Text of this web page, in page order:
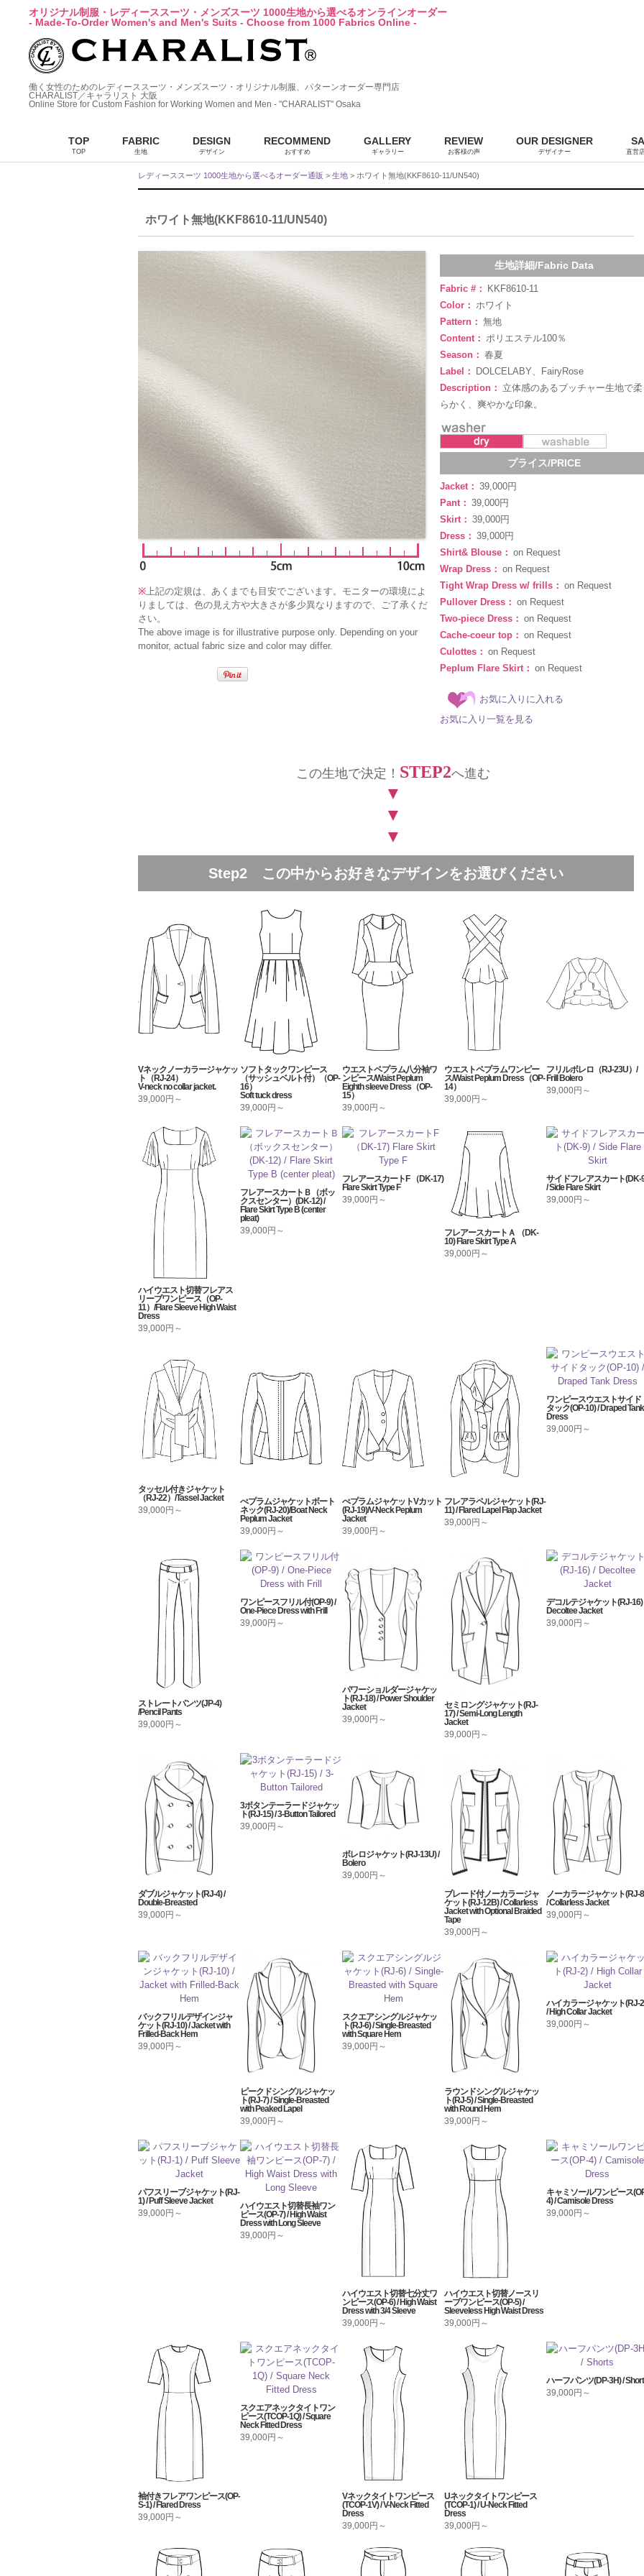
オリジナル制服・レディーススーツ・メンズスーツ 1000生地から選べるオンラインオーダー
- Made-To-Order Women's and Men's Suits - Choose from 1000 Fabrics Online -
働く女性のためのレディーススーツ・メンズスーツ・オリジナル制服、パターンオーダー専門店
CHARALIST／キャラリスト 大阪
Online Store for Custom Fashion for Working Women and Men - "CHARALIST" Osaka
TOP
TOP
FABRIC
生地
DESIGN
デザイン
RECOMMEND
おすすめ
GALLERY
ギャラリー
REVIEW
お客様の声
OUR DESIGNER
デザイナー 直営
レディーススーツ 1000生地から選べるオーダー通販 > 生地 > ホワイト無地(KKF8610-11/UN540)
ホワイト無地(KKF8610-11/UN540)
※上記の定規は、あくまでも目安でございます。モニターの環境によ
りましては、色の見え方や大きさが多少異なりますので、ご了承くだ
さい。
The above image is for illustrative purpose only. Depending on your
monitor, actual fabric size and color may differ.
生地詳細/Fabric Data
Fabric #：
KKF8610-11
Color： ホワイト
Pattern： 無地
Content： ポリエステル100％
Season： 春夏
Label：
DOLCELABY、FairyRose
Description： 立体感のあるブッチャー生地で柔
らかく、爽やかな印象。
プライス/PRICE
Jacket： 39,000円
Pant： 39,000円
Skirt： 39,000円
Dress： 39,000円
Shirt& Blouse： on Request
Wrap Dress： on Request
Tight Wrap Dress w/ frills： on Request
Pullover Dress： on Request
Two-piece Dress： on Request
Cache-coeur top： on Request
Culottes： on Request
Peplum Flare Skirt： on Request
お気に入りに入れる
お気に入り一覧を見る
この生地で決定！ STEP2へ進む
▼
▼
▼
Step2 この中からお好きなデザインをお選びください
Vネックノーカラージャケッ
ト（RJ-24）
V-neck no collar jacket.
39,000円～
ソフトタックワンピース
（サッシュベルト付）（OP-
16）
Soft tuck dress
39,000円～
ウエストペプラム八分袖ワ
ンピース/Waist Peplum
Eighth sleeve Dress（OP-
15）
39,000円～
ウエストペプラムワンピー
ス/Waist Peplum Dress（OP-
14）
39,000円～
フリルボレロ（RJ-23U）/
Frill Bolero
39,000円～
ハイウエスト切替フレアス
リーブワンピース（OP-
11）/Flare Sleeve High Waist
Dress
39,000円～
フレアースカートＢ（ボッ
クスセンター）(DK-12) /
Flare Skirt Type B (center
pleat)
39,000円～
フレアースカートF （DK-17)
Flare Skirt Type F
39,000円～
フレアースカートＡ （DK-
10) Flare Skirt Type A
39,000円～
サイドフレアスカート(DK-
/ Side Flare Skirt
39,000円～
タッセル付きジャケット
（RJ-22）/Tassel Jacket
39,000円～
ぺプラムジャケットボート
ネック(RJ-20)/Boat Neck
Peplum Jacket
39,000円～
ぺプラムジャケットVカット
(RJ-19)/V-Neck Peplum
Jacket
39,000円～
フレアラペルジャケット(RJ-
11) / Flared Lapel Flap Jacket
39,000円～
ワンピースウエストサイド
タック(OP-10) / Draped Tank
Dress
39,000円～
ストレートパンツ(JP-4)
/Pencil Pants
39,000円～
ワンピースフリル付(OP-9) /
One-Piece Dress with Frill
39,000円～
パワーショルダージャケッ
ト(RJ-18) / Power Shoulder
Jacket
39,000円～
セミロングジャケット(RJ-
17) / Semi-Long Length
Jacket
39,000円～
デコルテジャケット(RJ-16)
Decoltee Jacket
39,000円～
ダブルジャケット(RJ-4) /
Double-Breasted
39,000円～
3ボタンテーラードジャケッ
ト(RJ-15) / 3-Button Tailored
39,000円～
ボレロジャケット(RJ-13U) /
Bolero
39,000円～
ブレード付ノーカラージャ
ケット(RJ-12B) / Collarless
Jacket with Optional Braided
Tape
39,000円～
ノーカラージャケット(RJ-
/ Collarless Jacket
39,000円～
バックフリルデザインジャ
ケット(RJ-10) / Jacket with
Frilled-Back Hem
39,000円～
ピークドシングルジャケッ
ト(RJ-7) / Single-Breasted
with Peaked Lapel
39,000円～
スクエアシングルジャケッ
ト(RJ-6) / Single-Breasted
with Square Hem
39,000円～
ラウンドシングルジャケッ
ト(RJ-5) / Single-Breasted
with Round Hem
39,000円～
ハイカラージャケット(RJ-
/ High Collar Jacket
39,000円～
パフスリーブジャケット(RJ-
1) / Puff Sleeve Jacket
39,000円～
ハイウエスト切替長袖ワン
ピース(OP-7) / High Waist
Dress with Long Sleeve
39,000円～
ハイウエスト切替七分丈ワ
ンピース(OP-6) / High Waist
Dress with 3/4 Sleeve
39,000円～
ハイウエスト切替ノースリ
ーブワンピース(OP-5) /
Sleeveless High Waist Dress
39,000円～
キャミソールワンピース
4) / Camisole Dress
39,000円～
袖付きフレアワンピース(OP-
S-1) / Flared Dress
39,000円～
スクエアネックタイトワン
ピース(TCOP-1Q) / Square
Neck Fitted Dress
39,000円～
Vネックタイトワンピース
(TCOP-1V) / V-Neck Fitted
Dress
39,000円～
Uネックタイトワンピース
(TCOP-1) / U-Neck Fitted
Dress
39,000円～
ハーフパンツ(DP-3H) /
39,000円～